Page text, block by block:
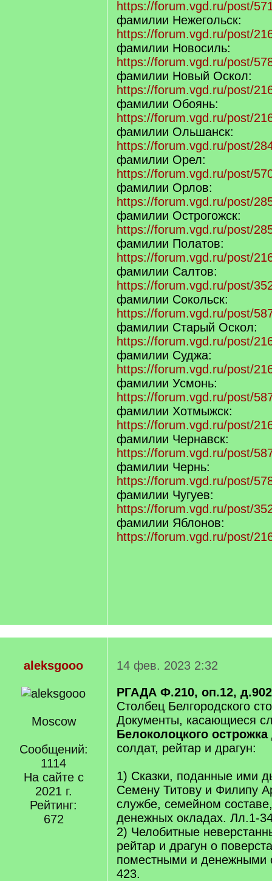
https://forum.vgd.ru/post/
фамилии Нежегольск:
https://forum.vgd.ru/post/
фамилии Новосиль:
https://forum.vgd.ru/post/
фамилии Новый Оскол:
https://forum.vgd.ru/post/
фамилии Обоянь:
https://forum.vgd.ru/post/
фамилии Ольшанск:
https://forum.vgd.ru/post/
фамилии Орел:
https://forum.vgd.ru/post/
фамилии Орлов:
https://forum.vgd.ru/post/
фамилии Острогожск:
https://forum.vgd.ru/post/
фамилии Полатов:
https://forum.vgd.ru/post/
фамилии Салтов:
https://forum.vgd.ru/post/
фамилии Сокольск:
https://forum.vgd.ru/post/
фамилии Старый Оскол:
https://forum.vgd.ru/post/
фамилии Суджа:
https://forum.vgd.ru/post/
фамилии Усмонь:
https://forum.vgd.ru/post/
фамилии Хотмыжск:
https://forum.vgd.ru/post/
фамилии Чернавск:
https://forum.vgd.ru/post/
фамилии Чернь:
https://forum.vgd.ru/post/
фамилии Чугуев:
https://forum.vgd.ru/post/
фамилии Яблонов:
https://forum.vgd.ru/post/
aleksgooo
Moscow
Сообщений:
1114
На сайте с
2021 г.
Рейтинг:
672
14 фев. 2023 2:32
РГАДА Ф.210, оп.12, д.902
Столбец Белгородского
Документы, касающиеся
Белоколоцкого острожка
солдат, рейтар и драгун:
1) Сказки, поданные ими
Семену Титову и Филипу
службе, семейном
денежных окладах. Лл.1-
2) Челобитные
рейтар и драгун о
поместными и денежными
423.